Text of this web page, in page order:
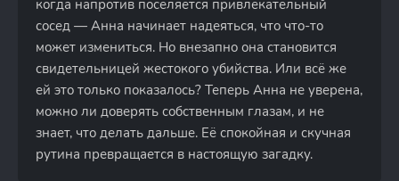
когда напротив поселяется привлекательный
сосед — Анна начинает надеяться, что что-то
может измениться. Но внезапно она становится
свидетельницей жестокого убийства. Или всё же
ей это только показалось? Теперь Анна не уверена,
можно ли доверять собственным глазам, и не
знает, что делать дальше. Её спокойная и скучная
рутина превращается в настоящую загадку.